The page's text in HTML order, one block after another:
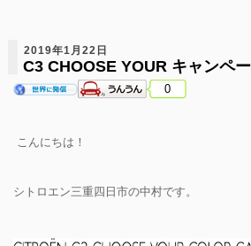
2019年1月22日
C3 CHOOSE YOUR キャンペー
0
こんにちは！
シトロエン三重四日市の中村です。